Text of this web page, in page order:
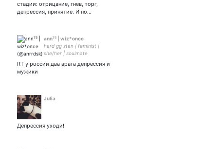
стадии: отрицание, гнев, торг,
депрессия, принятие. И по…
ann⁷⁵ | wiz*once
hard gg stan | feminist |
she/her | soulmate
RT у россии два врага депрессия и
мужики
Julia
Депрессия уходи!